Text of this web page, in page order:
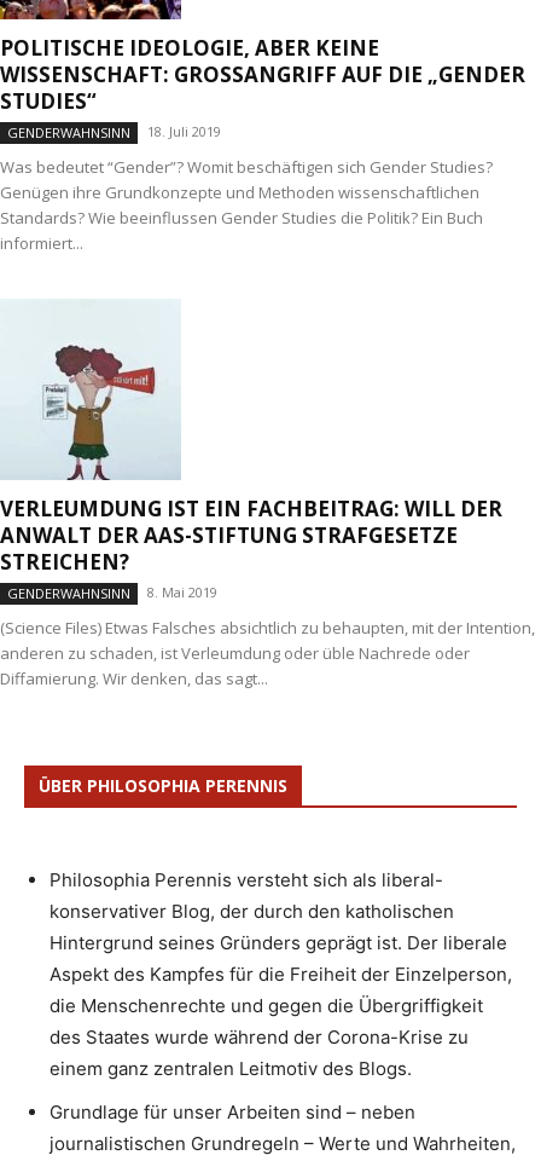
POLITISCHE IDEOLOGIE, ABER KEINE
WISSENSCHAFT: GROSSANGRIFF AUF DIE „GENDER S
TUDIES“
GENDERWAHNSINN 18. Juli 2019
Was bedeutet “Gender”? Womit beschäftigen sich Gender Studies?
Genügen ihre Grundkonzepte und Methoden wissenschaftlichen
Standards? Wie beeinflussen Gender Studies die Politik? Ein Buch
informiert...
VERLEUMDUNG IST EIN FACHBEITRAG: WILL DER
ANWALT DER AAS-STIFTUNG STRAFGESETZE
STREICHEN?
GENDERWAHNSINN 8. Mai 2019
(Science Files) Etwas Falsches absichtlich zu behaupten, mit der Intention,
anderen zu schaden, ist Verleumdung oder üble Nachrede oder
Diffamierung. Wir denken, das sagt...
ÜBER PHILOSOPHIA PERENNIS
Philosophia Perennis versteht sich als liberal-
konservativer Blog, der durch den katholischen
Hintergrund seines Gründers geprägt ist. Der liberale
Aspekt des Kampfes für die Freiheit der Einzelperson,
die Menschenrechte und gegen die Übergriffigkeit
des Staates wurde während der Corona-Krise zu
einem ganz zentralen Leitmotiv des Blogs.
Grundlage für unser Arbeiten sind – neben
journalistischen Grundregeln – Werte und Wahrheiten,